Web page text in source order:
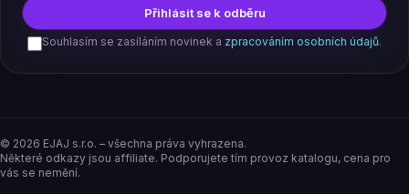
Přihlásit se k odběru
Souhlasím se zasíláním novinek a zpracováním osobních údajů.
© 2026 EJAJ s.r.o. – všechna práva vyhrazena.
Některé odkazy jsou affiliate. Podporujete tím provoz katalogu, cena pro
vás se nemění.